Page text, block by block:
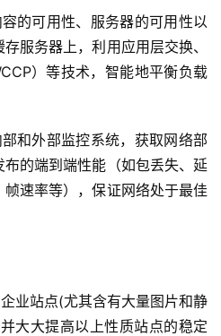
的可用性、服务器的可用性以
服务器上，利用应用层交换、
）等技术，智能地平衡负载
和外部监控系统，获取网络部
的端到端性能（如包丢失、延
速率等），保证网络处于最佳
业站点(尤其含有大量图片和静
大大提高以上性质站点的稳定